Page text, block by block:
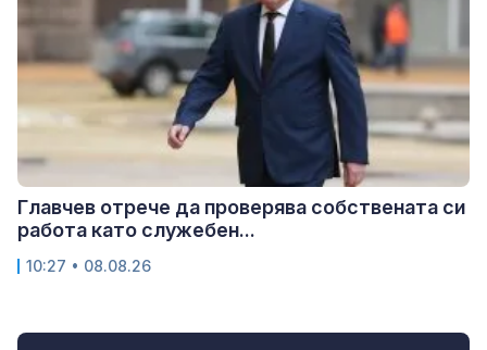
Главчев отрече да проверява собствената си
работа като служебен...
10:27 • 08.08.26